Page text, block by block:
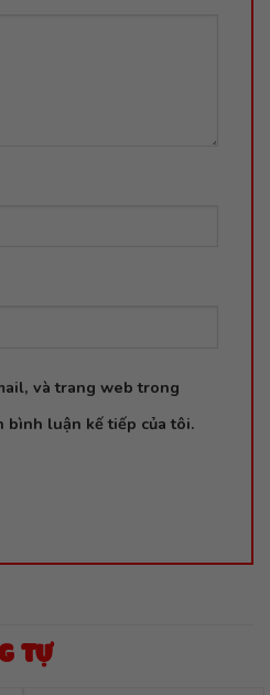
và trang web trong
luận kế tiếp của tôi.
TỰ